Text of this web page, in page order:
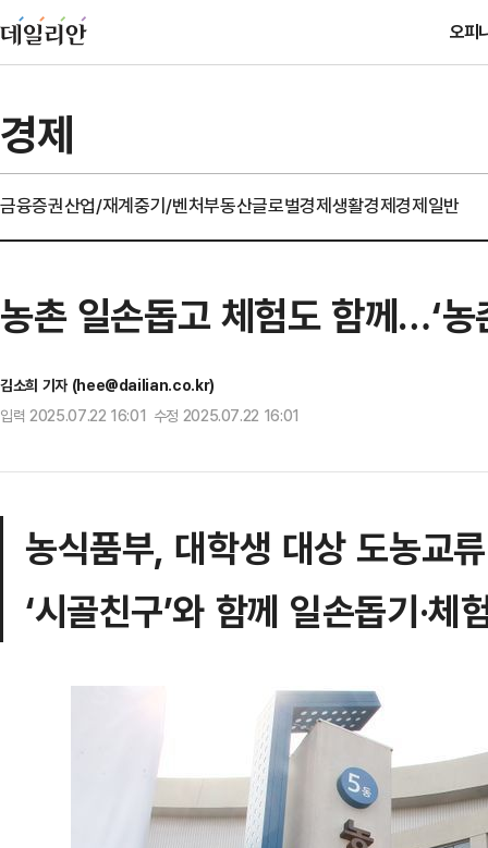
오피
경제
금융증권산업/재계중기/벤처부동산글로벌경제생활경제경제일반
농촌 일손돕고 체험도 함께…‘농
김소희 기자 (hee@dailian.co.kr)
입력 2025.07.22 16:01 수정 2025.07.22 16:01
농식품부, 대학생 대상 도농교
‘시골친구’와 함께 일손돕기·체